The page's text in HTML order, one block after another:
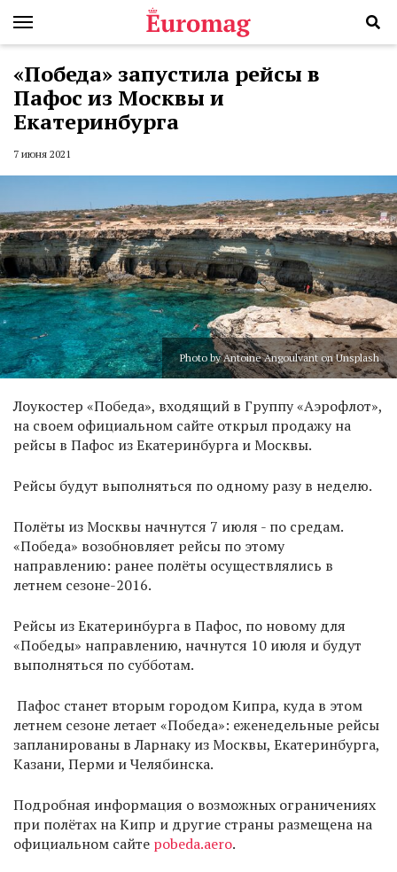
«Победа» запустила рейсы в
Пафос из Москвы и
Екатеринбурга
7 июня 2021
Photo by Antoine Angoulvant on Unsplash
Лоукостер «Победа», входящий в Группу «Аэрофлот»,
на своем официальном сайте открыл продажу на
рейсы в Пафос из Екатеринбурга и Москвы.
Рейсы будут выполняться по одному разу в неделю.
Полёты из Москвы начнутся 7 июля - по средам.
«Победа» возобновляет рейсы по этому
направлению: ранее полёты осуществлялись в
летнем сезоне-2016.
Рейсы из Екатеринбурга в Пафос, по новому для
«Победы» направлению, начнутся 10 июля и будут
выполняться по субботам.
Пафос станет вторым городом Кипра, куда в этом
летнем сезоне летает «Победа»: еженедельные рейсы
запланированы в Ларнаку из Москвы, Екатеринбурга,
Казани, Перми и Челябинска.
Подробная информация о возможных ограничениях
при полётах на Кипр и другие страны размещена на
официальном сайте pobeda.aero.